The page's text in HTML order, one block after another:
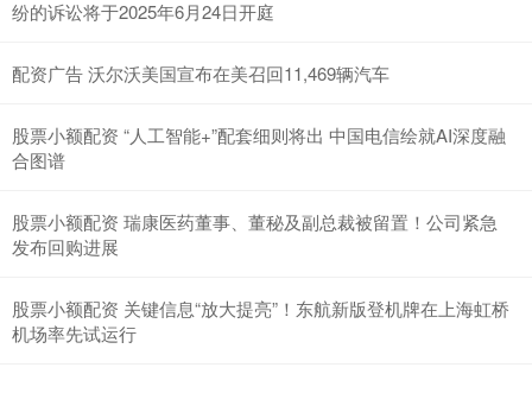
纷的诉讼将于2025年6月24日开庭
配资广告 沃尔沃美国宣布在美召回11,469辆汽车
股票小额配资 “人工智能+”配套细则将出 中国电信绘就AI深度融
合图谱
股票小额配资 瑞康医药董事、董秘及副总裁被留置！公司紧急
发布回购进展
股票小额配资 关键信息“放大提亮”！东航新版登机牌在上海虹桥
机场率先试运行